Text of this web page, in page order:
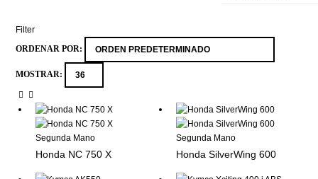
Filter
ORDENAR POR:
MOSTRAR:
Segunda Mano
Honda NC 750 X
Segunda Mano
Honda SilverWing 600